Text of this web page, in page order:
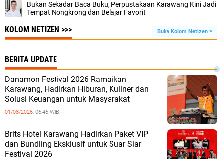
Bukan Sekadar Baca Buku, Perpustakaan Karawang Kini Jadi
Tempat Nongkrong dan Belajar Favorit
KOLOM NETIZEN >>> Buka Kolom Netizen
BERITA UPDATE
Danamon Festival 2026 Ramaikan
Karawang, Hadirkan Hiburan, Kuliner dan
Solusi Keuangan untuk Masyarakat
01/08/2026, 06:46 WIB
Brits Hotel Karawang Hadirkan Paket VIP
dan Bundling Eksklusif untuk Suar Siar
Festival 2026